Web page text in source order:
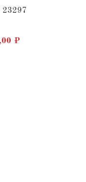
23297
цена
₽Текущая цена: